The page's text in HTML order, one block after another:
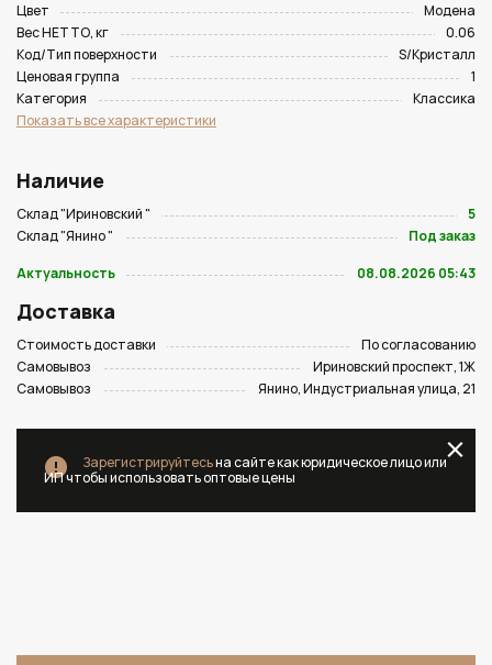
Цвет
Модена
Вес НЕТТО, кг
0.06
Код/Тип поверхности
S/Кристалл
Ценовая группа
1
Категория
Классика
Показать все характеристики
Наличие
Склад "Ириновский "
5
Склад "Янино "
Под заказ
Актуальность
08.08.2026 05:43
Доставка
Стоимость доставки
По согласованию
Самовывоз
Ириновский проспект, 1Ж
Самовывоз
Янино, Индустриальная улица, 21
Зарегистрируйтесьна сайте как юридическое лицо или
ИП чтобы использовать оптовые цены